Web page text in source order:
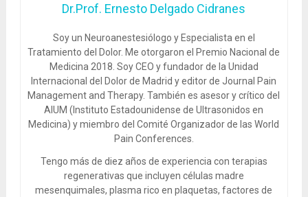
Dr.Prof. Ernesto Delgado Cidranes
Soy un Neuroanestesiólogo y Especialista en el
Tratamiento del Dolor. Me otorgaron el Premio Nacional de
Medicina 2018. Soy CEO y fundador de la Unidad
Internacional del Dolor de Madrid y editor de Journal Pain
Management and Therapy. También es asesor y crítico del
AIUM (Instituto Estadounidense de Ultrasonidos en
Medicina) y miembro del Comité Organizador de las World
Pain Conferences.
Tengo más de diez años de experiencia con terapias
regenerativas que incluyen células madre
mesenquimales, plasma rico en plaquetas, factores de